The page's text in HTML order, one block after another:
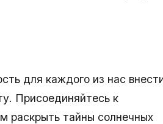
для каждого из нас
Присоединяйтесь к
раскрыть тайны солнечных